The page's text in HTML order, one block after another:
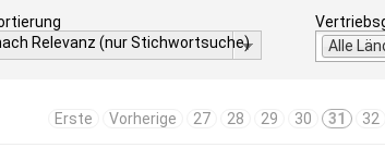
Relevanz (nur Stichwortsuche)
Alle
Erste Vorherige 27 28 29 30 31 32